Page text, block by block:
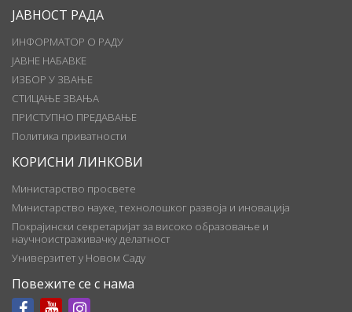
ЈАВНОСТ РАДА
ИНФОРМАТОР О РАДУ
ЈАВНЕ НАБАВКЕ
ИЗБОР У ЗВАЊЕ
СТИЦАЊЕ ЗВАЊА
ПРИСТУПНО ПРЕДАВАЊЕ
Политика приватности
КОРИСНИ ЛИНКОВИ
Министарство просвете
Министарство науке, технолошког развоја и иновација
Покрајински секретаријат за високо образовање и
научноистраживачку делатност
Универзитет у Новом Саду
Повежите се с нама